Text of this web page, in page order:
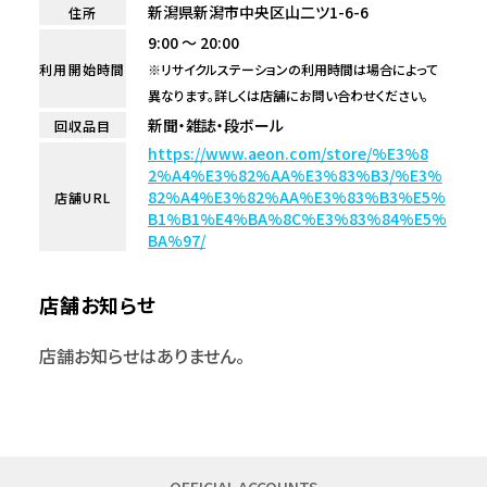
住所 新潟県新潟市中央区山二ツ1-6-6
利用開始時間
9:00 ～ 20:00
※リサイクルステーションの利用時間は場合によって
異なります。詳しくは店舗にお問い合わせください。
回収品目
新聞・雑誌・段ボール
店舗URL
https://www.aeon.com/store/%E3%8
2%A4%E3%82%AA%E3%83%B3/%E3%
82%A4%E3%82%AA%E3%83%B3%E5%
B1%B1%E4%BA%8C%E3%83%84%E5%
BA%97/
店舗お知らせ
店舗お知らせはありません。